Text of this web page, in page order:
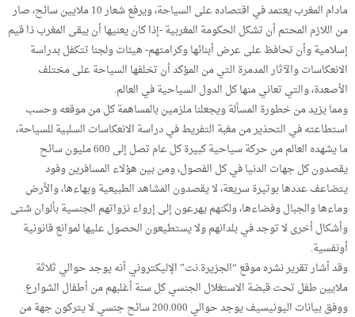
مادام المغرب يعتمد في اقتصاده على السياحة، ويرفع شعار 10 ملايين سائح، صار
من اللازم المحتم أن تشكل الحكومة المغربية -إذا كان يعنيها أن يبقى المغرب ذا قيم
إسلامية وأن تحافظ على عرض أبنائها وكرامتهم- هيئات ولجنا تتكفل بدراسة
الانعكاسات والآثار المدمرة التي من المؤكد أن تخلفها السياحة على مختلف
الأصعدة، والتي تعاني منها كل الدول السياحية في العالم.
ومما يزيد من خطورة المسألة ويجعلنا ملزمين بالمساهمة كل من موقعه وحسب
استطاعته في التحذير من مغبة التفريط في دراسة الانعكاسات السلبية للسياحة،
ما يشهده العالم من حركة سياحية كبيرة كل عام تصل إلى 600 مليون سائح
يقصدون كل جهات الدنيا في كل الفصول، ومن بين هؤلاء المسافرين وفود
يتضاعف عددها بوتيرة سريعة، لا يقصدون المشاهد الطبيعية وبهاءها، والأرض
وماءها والجبال وفضاءها، ولكنهم يهرعون إلى إرواء نزواتهم الجنسية بألوان شتى
وأشكال أخرى لا توجد في بلدانهم ولا يستطيعون الحصول عليها لموانع قانونية
أونفسية.
وقد أشار تقرير نشره موقع “الجزيرة.نت” الإليكتروني أنه يوجد حوالي ثلاثة
ملايين طفل تحت قبضة الاستغلال الجنسي كل سنة أغلبهم من أطفال الشوارع.
ووفق بيانات اليونيسيف يوجد حوالي 200.000 سائح جنسي لا يتركون جهة من